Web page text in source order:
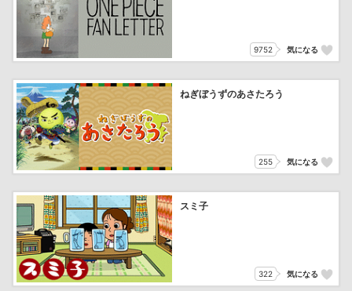
9752 気になる
ねぎぼうずのあさたろう
255 気になる
スミ子
322 気になる